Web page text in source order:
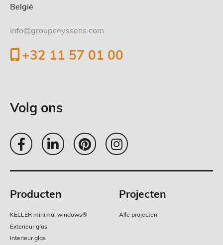
België
info@groupceyssens.com
+32 11 57 01 00
Volg ons
menu
Producten
KELLER minimal windows®
Exterieur glas
Interieur glas
Projecten
Alle projecten